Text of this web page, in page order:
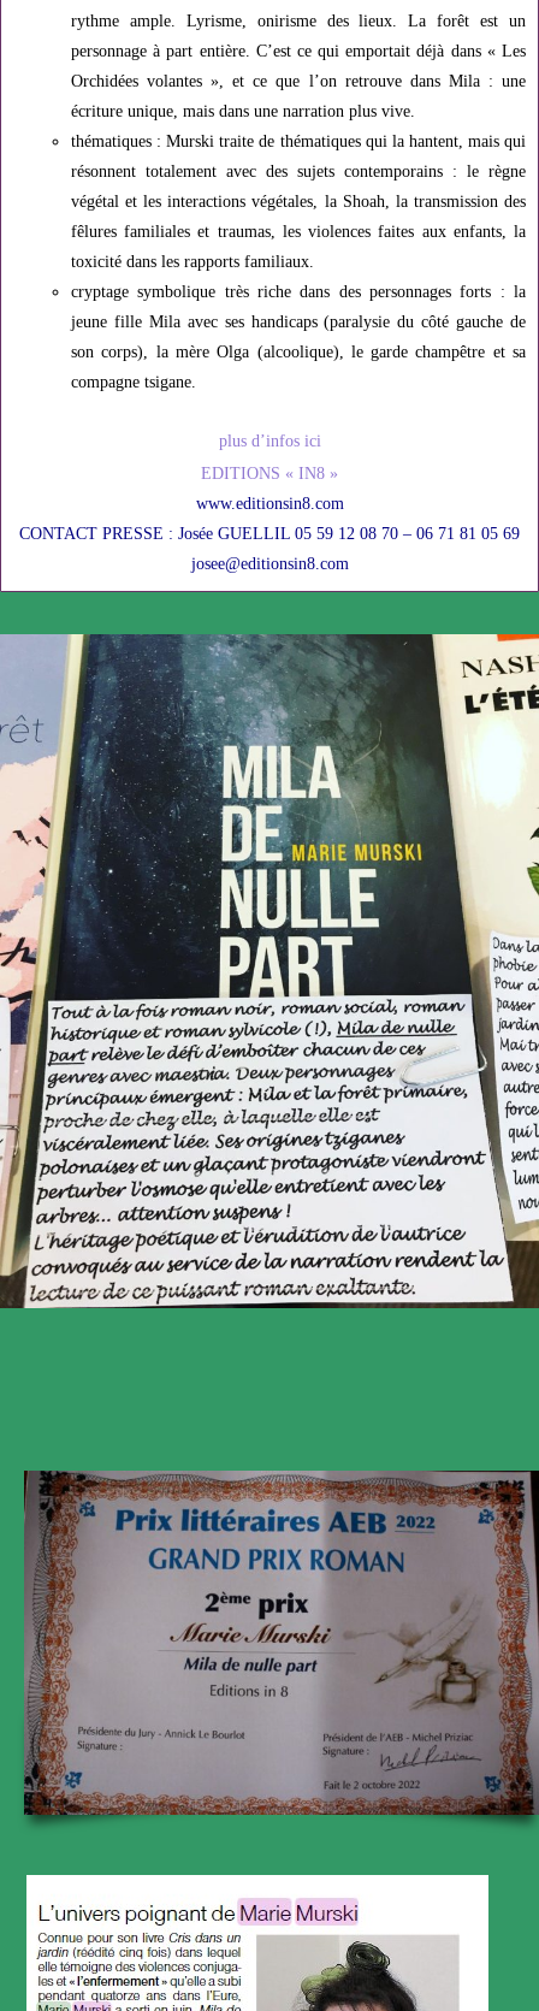
rythme ample. Lyrisme, onirisme des lieux. La forêt est un
personnage à part entière. C’est ce qui emportait déjà dans « Les
Orchidées volantes », et ce que l’on retrouve dans Mila : une
écriture unique, mais dans une narration plus vive.
thématiques : Murski traite de thématiques qui la hantent, mais qui
résonnent totalement avec des sujets contemporains : le règne
végétal et les interactions végétales, la Shoah, la transmission des
fêlures familiales et traumas, les violences faites aux enfants, la
toxicité dans les rapports familiaux.
cryptage symbolique très riche dans des personnages forts : la
jeune fille Mila avec ses handicaps (paralysie du côté gauche de
son corps), la mère Olga (alcoolique), le garde champêtre et sa
compagne tsigane.
plus d’infos ici
EDITIONS « IN8 »
www.editionsin8.com
CONTACT PRESSE : Josée GUELLIL 05 59 12 08 70 – 06 71 81 05 69
josee@editionsin8.com